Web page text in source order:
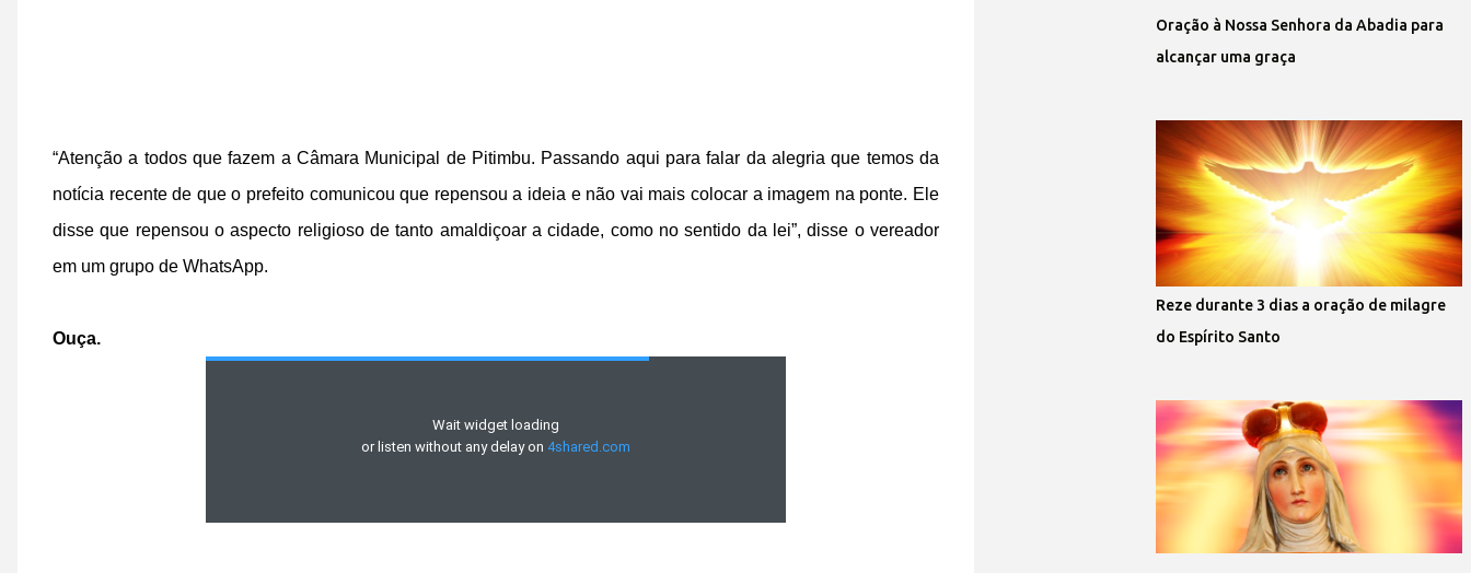
“Atenção a todos que fazem a Câmara Municipal de Pitimbu. Passando aqui para falar da alegria que temos da
notícia recente de que o prefeito comunicou que repensou a ideia e não vai mais colocar a imagem na ponte. Ele
disse que repensou o aspecto religioso de tanto amaldiçoar a cidade, como no sentido da lei”, disse o vereador
em um grupo de WhatsApp.
Ouça.
Oração à Nossa Senhora da Abadia para
alcançar uma graça
Reze durante 3 dias a oração de milagre
do Espírito Santo